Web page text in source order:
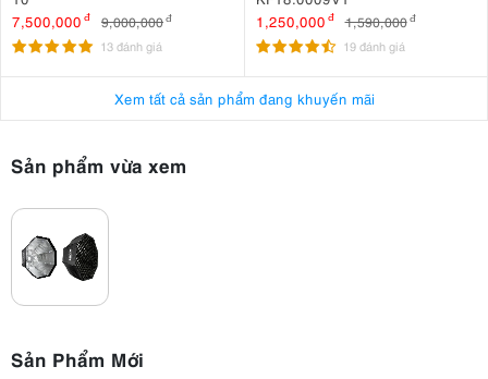
7,500,000 đ 9,000,000đ
13 đánh giá
1,250,000 đ 1,590,000 đ
19 đánh giá
Xem tất cả sản phẩm đang khuyến mãi
Sản phẩm vừa xem
Sản Phẩm Mới